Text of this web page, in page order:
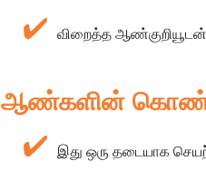
விறைத்த ஆண்குறியூடன்
ஆண்களின்
இது ஒரு தடையாக